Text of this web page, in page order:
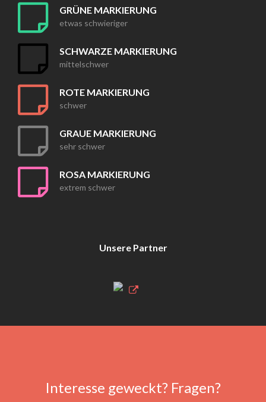
GRÜNE MARKIERUNG
etwas schwieriger
SCHWARZE MARKIERUNG
mittelschwer
ROTE MARKIERUNG
schwer
GRAUE MARKIERUNG
sehr schwer
ROSA MARKIERUNG
extrem schwer
Unsere Partner
Interesse geweckt? Fragen?